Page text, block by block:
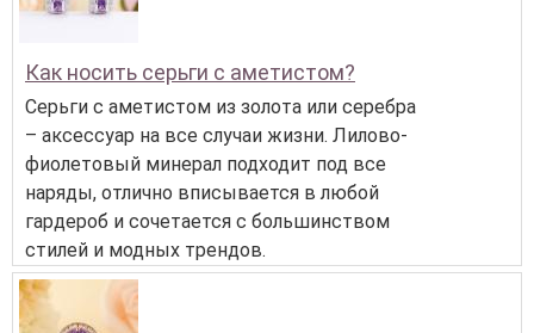
Как носить серьги с аметистом?
Серьги с аметистом из золота или серебра
– аксессуар на все случаи жизни. Лилово-
фиолетовый минерал подходит под все
наряды, отлично вписывается в любой
гардероб и сочетается с большинством
стилей и модных трендов.